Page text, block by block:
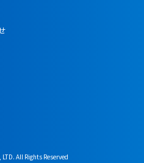
All Rights Reserved